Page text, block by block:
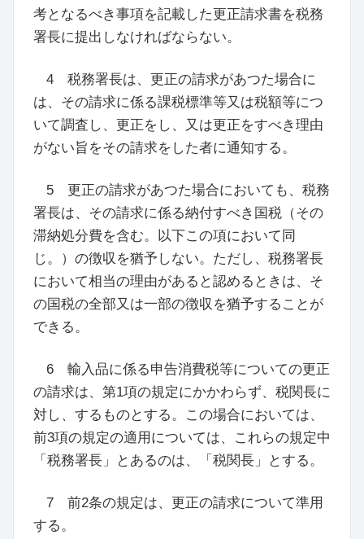
考となるべき事項を記載した更正請求書を税務
署長に提出しなければならない。
4 税務署長は、更正の請求があつた場合に
は、その請求に係る課税標準等又は税額等につ
いて調査し、更正をし、又は更正をすべき理由
がない旨をその請求をした者に通知する。
5 更正の請求があつた場合においても、税務
署長は、その請求に係る納付すべき国税 （その
滞納処分費を含む。以下この項において同
じ。
） の徴収を猶予しない。ただし、税務署長
において相当の理由があると認めるときは、そ
の国税の全部又は一部の徴収を猶予することが
できる。
6 輸入品に係る申告消費税等についての更正
の請求は、第1項の規定にかかわらず、税関長に
対し、するものとする。この場合においては、
前3項の規定の適用については、これらの規定中
「税務署長」とあるのは、「税関長」とする。
7 前2条の規定は、更正の請求について準用
する。